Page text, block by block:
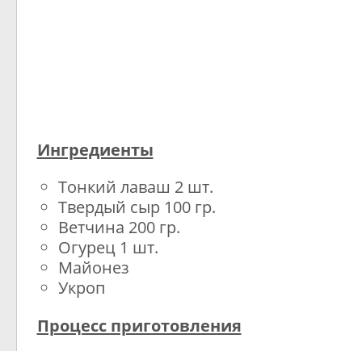
Ингредиенты
Тонкий лаваш 2 шт.
Твердый сыр 100 гр.
Ветчина 200 гр.
Огурец 1 шт.
Майонез
Укроп
Процесс приготовления